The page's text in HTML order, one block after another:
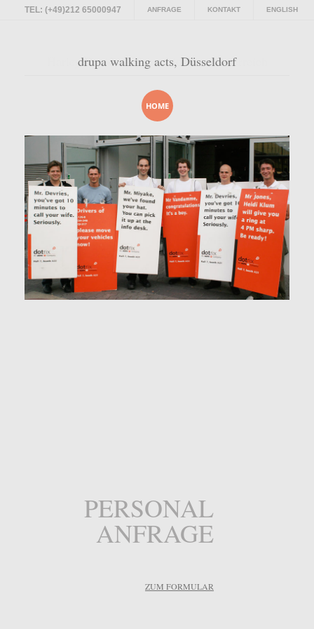
TEL: (+49)212 65000947 ENGLISH
ANFRAGE KONTAKT
HOME
drupa walking acts, Düsseldorf
Harley Davidson Promotiontour, Österreich
PERSONAL
ANFRAGE
ZUM FORMULAR